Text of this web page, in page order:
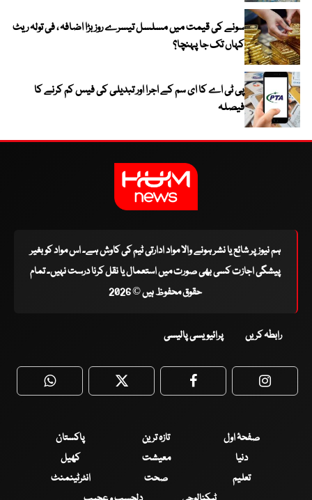
سونے کی قیمت میں مسلسل تیسرے روز بڑا اضافہ ، فی تولہ ریٹ
کہاں تک جا پہنچا؟
پی ٹی اے کا ای سم کے اجرا اور تبدیلی کی فیس کم کرنے کا
فیصلہ
ہم نیوز پر شائع یا نشر ہونے والا مواد ادارتی ٹیم کی کاوش ہے۔ اس مواد کو بغیر
پیشگی اجازت کسی بھی صورت میں استعمال یا نقل کرنا درست نہیں۔ تمام
حقوق محفوظ ہیں © 2026
رابطہ کریں پرائیویسی پالیسی
WhatsApp Twitter Facebook
صفحۂ اول تازہ ترین
پاکستان
دنیا
معیشت
کھیل
تعلیم
صحت
انٹرٹینمنٹ